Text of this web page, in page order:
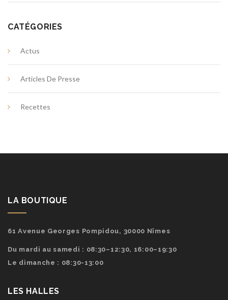
CATÉGORIES
Actus
Articles De Presse
Recettes
LA BOUTIQUE
61 Avenue Georges Pompidou, 30000 Nîmes
Du mardi au samedi : 08:30–12:30, 16:00–19:30
Le dimanche : 08:30-13:00
LES HALLES